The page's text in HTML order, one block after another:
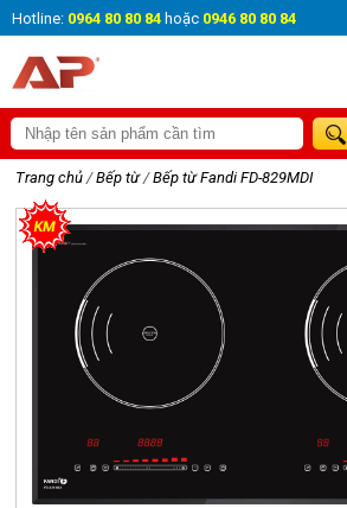
Hotline: 0964 80 80 84 hoặc 0946 80 80 84
Trang chủ / Bếp từ / Bếp từ Fandi FD-829MDI